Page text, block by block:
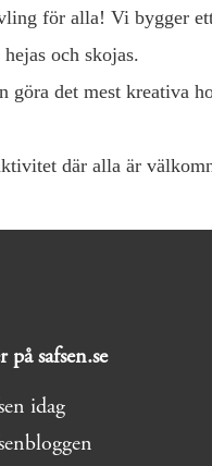
för alla! Vi bygger
hejas och skojas.
göra det mest kreativa
där alla är
på safsen.se
idag